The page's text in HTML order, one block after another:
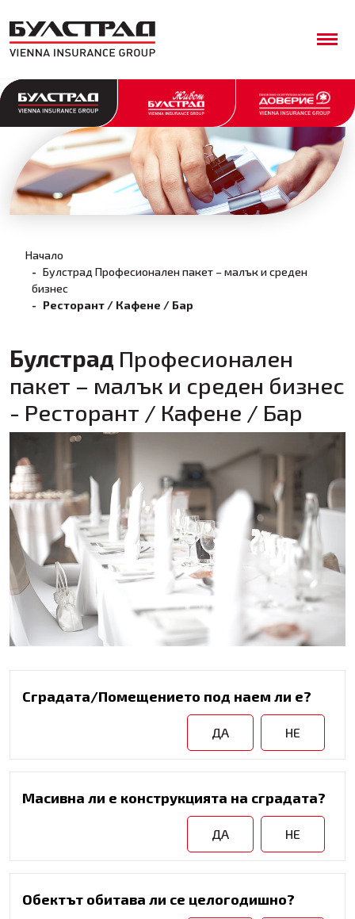
Начало
Булстрад Професионален пакет – малък и среден
бизнес
Ресторант / Кафене / Бар
Булстрад Професионален
пакет – малък и среден бизнес
- Ресторант / Кафене / Бар
Сградата/Помещението под наем ли е?
ДА НЕ
Масивна ли е конструкцията на сградата?
ДА НЕ
Обектът обитава ли се целогодишно?